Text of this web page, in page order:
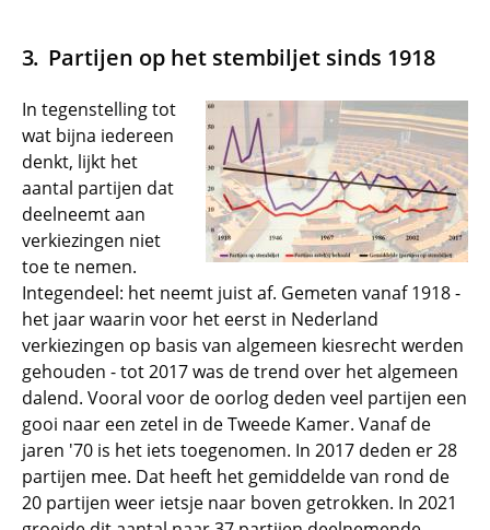
Partijen op het stembiljet sinds 1918
In tegenstelling tot
wat bijna iedereen
denkt, lijkt het
aantal partijen dat
deelneemt aan
verkiezingen niet
toe te nemen.
Integendeel: het neemt juist af. Gemeten vanaf 1918 -
het jaar waarin voor het eerst in Nederland
verkiezingen op basis van algemeen kiesrecht werden
gehouden - tot 2017 was de trend over het algemeen
dalend. Vooral voor de oorlog deden veel partijen een
gooi naar een zetel in de Tweede Kamer. Vanaf de
jaren '70 is het iets toegenomen. In 2017 deden er 28
partijen mee. Dat heeft het gemiddelde van rond de
20 partijen weer ietsje naar boven getrokken. In 2021